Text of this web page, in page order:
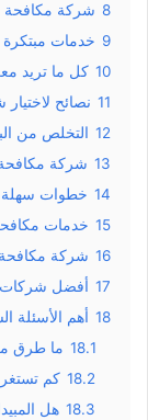
8 شركة مكافحة
9 خدمات مبتكرة
10 كل ما تريد
11 نصائح
12 التخلص من
13 شركة مكافحة
14 خطوات سهلة
15 خدمات
16 شركة
17 أفضل شركات
18 أهم الأسئلة
18.1 ما طرق
18.2 كم
18.3 هل